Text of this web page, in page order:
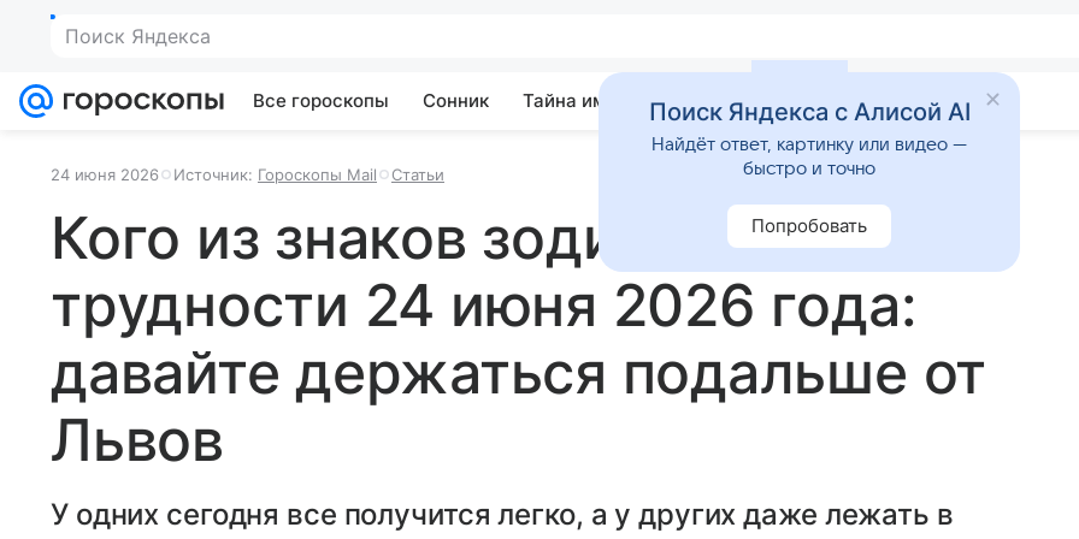
Поиск Яндекса
Все гороскопы Сонник Тайна имени Гадания Приметы
24 июня 2026 Источник: Гороскопы Mail Статьи
Кого из знаков зодиака ждут
трудности 24 июня 2026 года:
давайте держаться подальше от
Львов
У одних сегодня все получится легко, а у других даже лежать в
Поиск Яндекса с Алисой AI
Найдёт ответ, картинку или видео —
быстро и точно
Попробовать